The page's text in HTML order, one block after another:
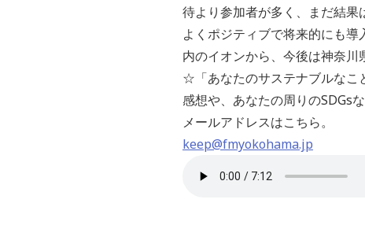
待より参加者が多く、まだ結
よくポジティブで将来的にも
内のイオンから、今後は神奈
☆「あなたのサステナブルなこ
感想や、あなたの周りのSDGs
メールアドレスはこちら。
keep@fmyokohama.jp